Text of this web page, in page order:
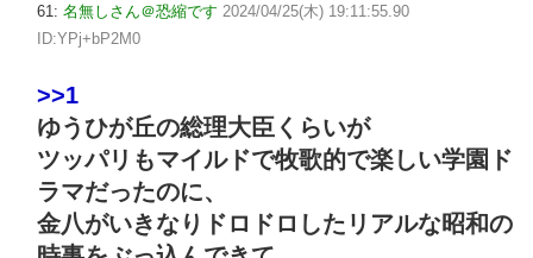
61: 名無しさん＠恐縮です 2024/04/25(木) 19:11:55.90
ID:YPj+bP2M0
>>1
ゆうひが丘の総理大臣くらいが
ツッパリもマイルドで牧歌的で楽しい学園ド
ラマだったのに、
金八がいきなりドロドロしたリアルな昭和の